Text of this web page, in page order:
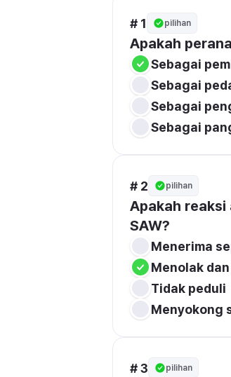
# 1 pilihan
Apakah
Sebagai
Sebagai
Sebagai
Sebagai
# 2 pilihan
Apakah reaksi
SAW?
Menerima
Menolak
Tidak peduli
Menyokong
# 3 pilihan